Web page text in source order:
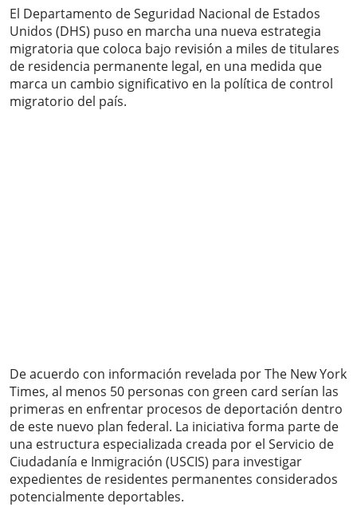
El Departamento de Seguridad Nacional de Estados
Unidos (DHS) puso en marcha una nueva estrategia
migratoria que coloca bajo revisión a miles de titulares
de residencia permanente legal, en una medida que
marca un cambio significativo en la política de control
migratorio del país.
De acuerdo con información revelada por The New York
Times, al menos 50 personas con green card serían las
primeras en enfrentar procesos de deportación dentro
de este nuevo plan federal. La iniciativa forma parte de
una estructura especializada creada por el Servicio de
Ciudadanía e Inmigración (USCIS) para investigar
expedientes de residentes permanentes considerados
potencialmente deportables.